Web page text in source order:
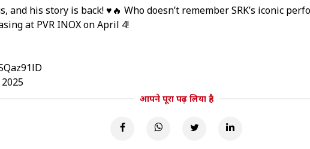
his story is back! ♥️🔥 Who doesn’t remember SRK’s iconic
at PVR INOX on April 4!
आपने पूरा पढ़ लिया है